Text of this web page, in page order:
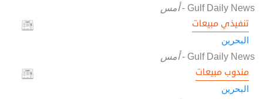
Gulf Daily News
-أمس
تنفيذي مبيعات
البحرين
Gulf Daily News
-أمس
مندوب مبيعات
البحرين